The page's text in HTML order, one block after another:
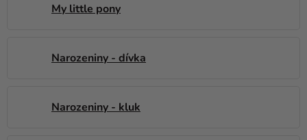
My little pony
Narozeniny - dívka
Narozeniny - kluk